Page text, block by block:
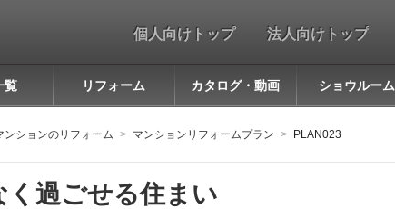
個人向けトップ 法人向けトップ
覧 リフォーム カタログ・動画 ショウルーム
ンションのリフォーム マンションリフォームプラン PLAN023
く過ごせる住まい